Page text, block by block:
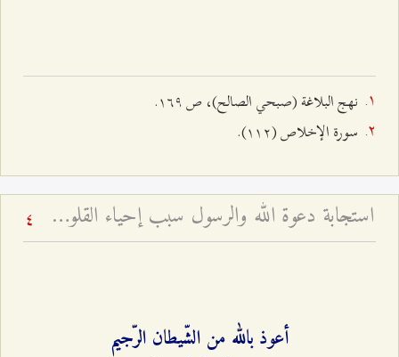
نهج البلاغة (صبحي الصالح)، ص ١٦٩.
سورة الإخلاص (١١٢).
استجابة دعوة الله والرسول سبب إحياء القلوب - خطبة عيد الفطر لعام ۱٤۲٤ هـ 4
أعوذ بالله من الشّیطان الرّجیم